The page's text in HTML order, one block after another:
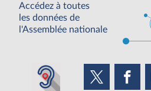
Accédez à toutes
les données de
l'Assemblée nationale